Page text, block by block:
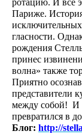
ротацию. И все
Париже.
гласности.
рождения
принес
волна» также
Приятно
представители
между собой! И
превратился в
Блог: http://